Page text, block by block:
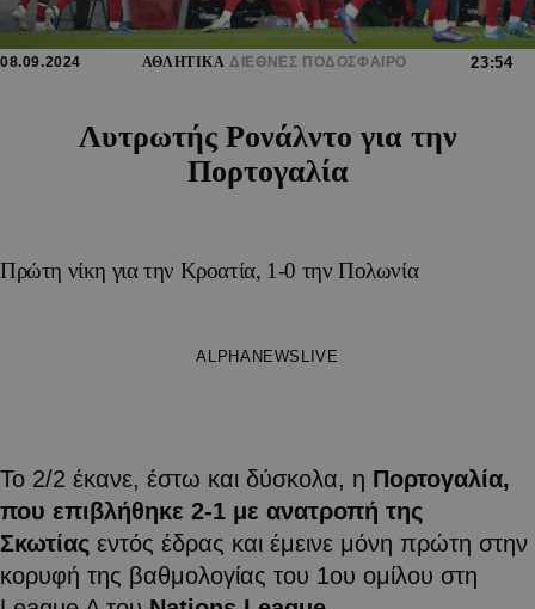
08.09.2024 ΑΘΛΗΤΙΚΑ ΔΙΕΘΝΕΣ ΠΟΔΟΣΦΑΙΡΟ 23:54
Λυτρωτής Ρονάλντο για την
Πορτογαλία
Πρώτη νίκη για την Κροατία, 1-0 την Πολωνία
ALPHANEWSLIVE
Το 2/2 έκανε, έστω και δύσκολα, η Πορτογαλία,
που επιβλήθηκε 2-1 με ανατροπή της
Σκωτίας εντός έδρας και έμεινε μόνη πρώτη στην
κορυφή της βαθμολογίας του 1ου ομίλου στη